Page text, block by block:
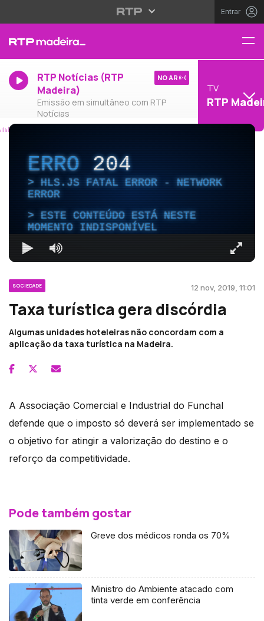
Entrar
RTP Notícias (RTP
Madeira)
Emissão em simultâneo com RTP
Notícias
NO AR
TV
RTP
ERRO204
HLS.JS FATAL ERROR - NETWORK
ERROR
ESTE CONTEÚDO ESTÁ NESTE
MOMENTO INDISPONÍVEL
SOCIEDADE 12 nov, 2019, 11:01
Taxa turística gera discórdia
Algumas unidades hoteleiras não concordam com a
aplicação da taxa turística na Madeira.
A Associação Comercial e Industrial do Funchal
defende que o imposto só deverá ser implementado se
o objetivo for atingir a valorização do destino e o
reforço da competitividade.
Pode também gostar
Greve dos médicos ronda os 70%
Ministro do Ambiente atacado com
tinta verde em conferência